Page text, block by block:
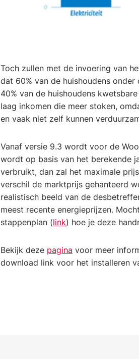
Toch zullen met de invoering van
dat 60% van de huishoudens
40% van de huishoudens
laag inkomen die meer stoken,
en vaak niet zelf kunnen
Vanaf versie 9.3 wordt voor de
wordt op basis van het berekende
verbruikt, dan zal het maximale
verschil de marktprijs gehanteerd
realistisch beeld van de
meest recente energieprijzen.
stappenplan (link) hoe je deze
Bekijk deze pagina voor meer
download link voor het installeren